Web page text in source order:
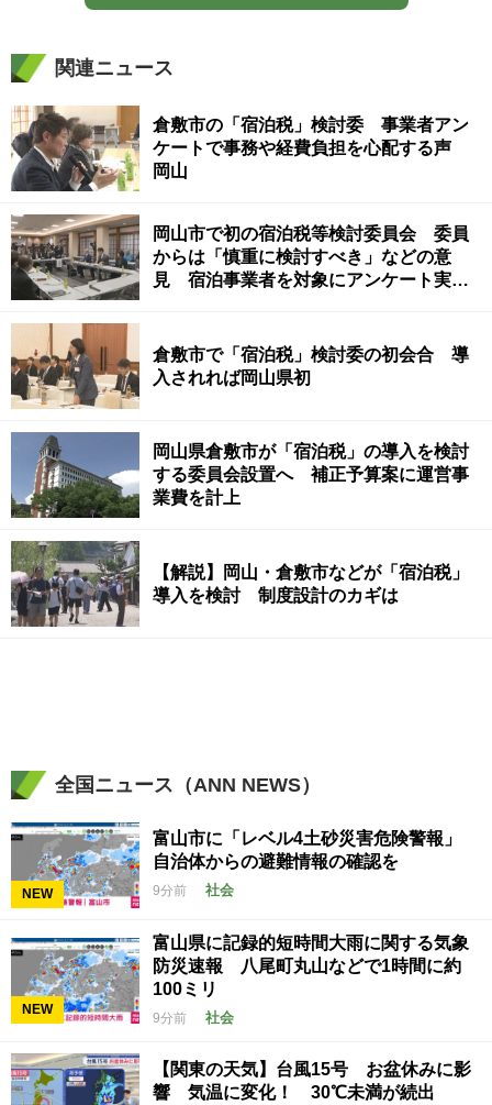
関連ニュース
倉敷市の「宿泊税」検討委 事業者アン
ケートで事務や経費負担を心配する声
岡山
岡山市で初の宿泊税等検討委員会 委員
からは「慎重に検討すべき」などの意
見 宿泊事業者を対象にアンケート実施
倉敷市で「宿泊税」検討委の初会合 導
入されれば岡山県初
岡山県倉敷市が「宿泊税」の導入を検討
する委員会設置へ 補正予算案に運営事
業費を計上
【解説】岡山・倉敷市などが「宿泊税」
導入を検討 制度設計のカギは
全国ニュース（ANN NEWS）
NEW
富山市に「レベル4土砂災害危険警報」
自治体からの避難情報の確認を
9分前 社会
NEW
富山県に記録的短時間大雨に関する気象
防災速報 八尾町丸山などで1時間に約
100ミリ
9分前 社会
【関東の天気】台風15号 お盆休みに影
響 気温に変化！ 30℃未満が続出